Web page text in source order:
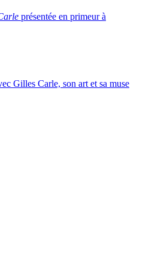
présentée en primeur à
Gilles Carle, son art et sa muse